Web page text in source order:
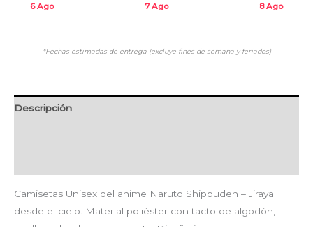
6 Ago 7 Ago 8 Ago
*Fechas estimadas de entrega (excluye fines de semana y feriados)
Descripción
Camisetas Unisex del anime Naruto Shippuden – Jiraya
desde el cielo. Material poliéster con tacto de algodón,